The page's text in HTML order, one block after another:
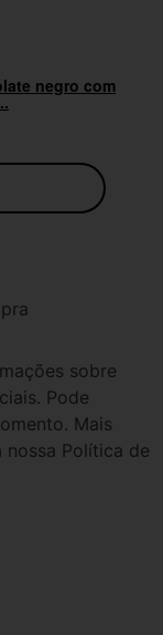
negro com
sobre
Pode
Mais
Política de